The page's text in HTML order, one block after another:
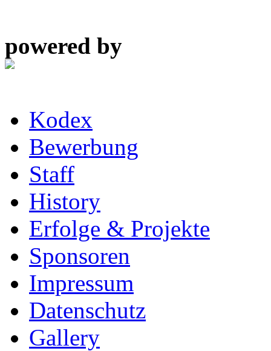
powered by
Kodex
Bewerbung
Staff
History
Erfolge & Projekte
Sponsoren
Impressum
Datenschutz
Gallery